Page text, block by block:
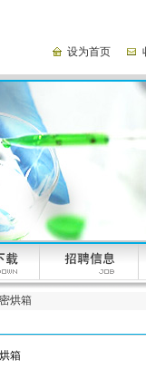
设为首页
烘箱
箱